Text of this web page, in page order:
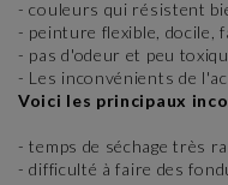
- couleurs qui résistent
- peinture flexible, docile,
- pas d'odeur et peu
- Les inconvénients de
Voici les principaux
- temps de séchage très
- difficulté à faire des